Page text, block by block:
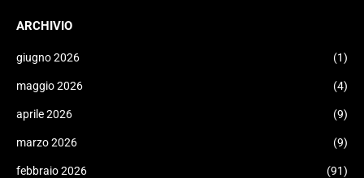
ARCHIVIO
giugno 2026 (1)
maggio 2026 (4)
aprile 2026 (9)
marzo 2026 (9)
febbraio 2026 (91)